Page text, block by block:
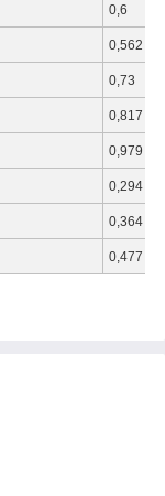
0,6
0,562
0,73
0,817
0,979
0,294
0,364
0,477